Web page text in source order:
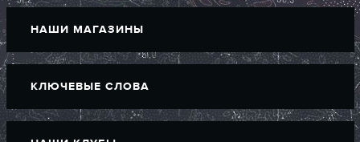
НАШИ МАГАЗИНЫ
КЛЮЧЕВЫЕ СЛОВА